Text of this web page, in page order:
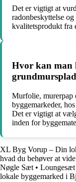
Det er vigtigt at
radonbeskyttelse
kvalitetsprodukt fra
Hvor kan man
Murfolie, murerpap
byggemarkeder,
Det er vigtigt at
inden for
XL Byg Vorup – Din
hvad du behøver at vide
Nøgle Sæt •
lokale byggemarked i